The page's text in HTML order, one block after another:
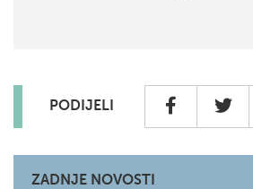
PODIJELI
ZADNJE NOVOSTI